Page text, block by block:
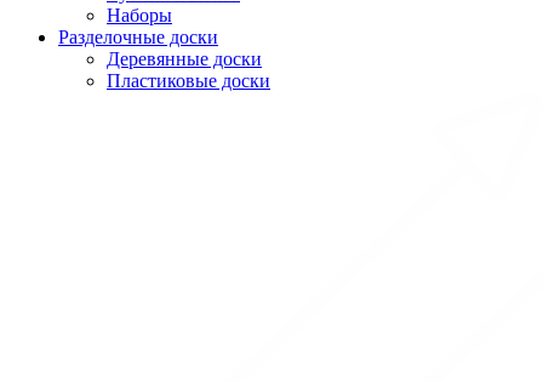
Наборы
Разделочные доски
Деревянные доски
Пластиковые доски